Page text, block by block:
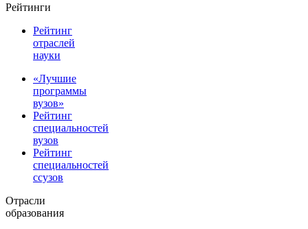
Рейтинги
Рейтинг
отраслей
науки
«Лучшие
программы
вузов»
Рейтинг
специальностей
вузов
Рейтинг
специальностей
ссузов
Отрасли
образования